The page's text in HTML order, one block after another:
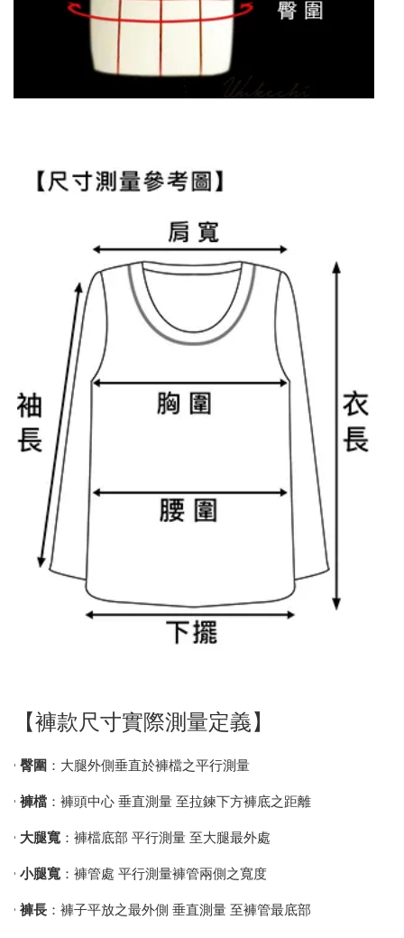
【褲款尺寸實際測量定義】
• 臀圍 ：大腿外側垂直於褲檔之平行測量
• 褲檔 ：褲頭中心 垂直測量 至拉鍊下方褲底之距離
• 大腿寬 ：褲檔底部 平行測量 至大腿最外處
• 小腿寬 ：褲管處 平行測量褲管兩側之寬度
• 褲長 ：褲子平放之最外側 垂直測量 至褲管最底部